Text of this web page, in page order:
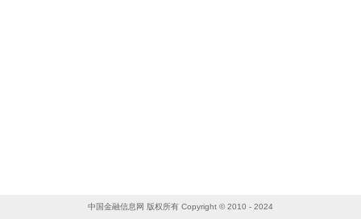
中国金融信息网 版权所有 Copyright © 2010 - 2024